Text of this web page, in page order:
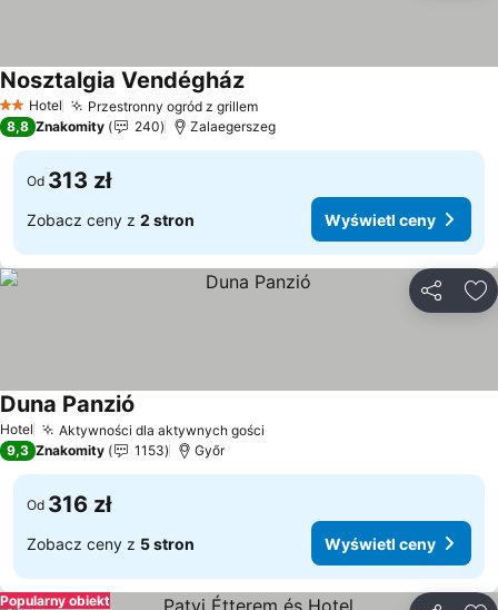
2 Kategoria
Hotel Przestronny ogród z grillemWyświetl ceny
Nosztalgia VendégházWyświetl ceny
8,8 Znakomity 240 Zalaegerszeg
Od 313 zł
Zobacz ceny z 2 stron Wyświetl ceny
Hotel Aktywności dla aktywnych gości
Duna Panzió
9,3 Znakomity 1153 Győr
Od 316 zł
Zobacz ceny z 5 stron Wyświetl ceny
Popularny obiekt